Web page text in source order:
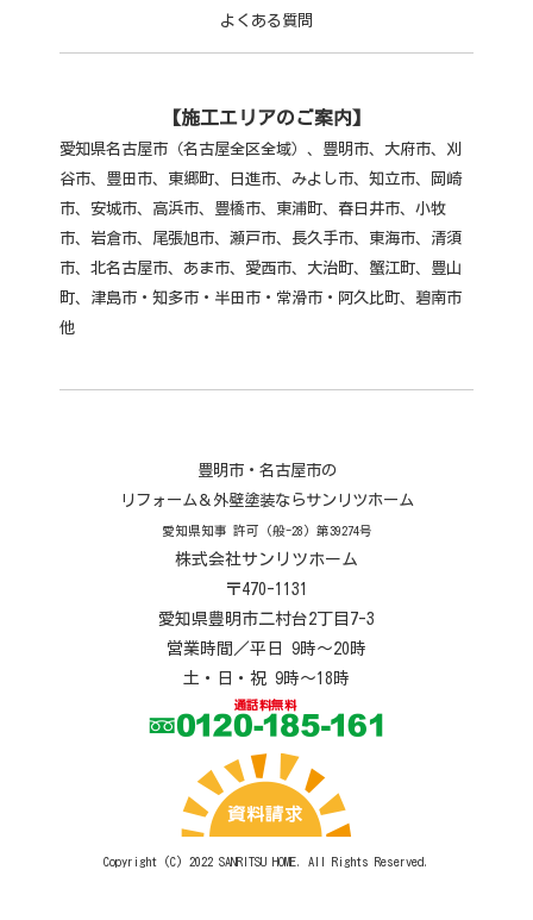
よくある質問
【施工エリアのご案内】
愛知県名古屋市（名古屋全区全域）、豊明市、大府市、刈
谷市、豊田市、東郷町、日進市、みよし市、知立市、岡崎
市、安城市、高浜市、豊橋市、東浦町、春日井市、小牧
市、 岩倉市、尾張旭市、瀬戸市、長久手市、東海市、清須
市、北名古屋市、あま市、愛西市、大治町、蟹江町、豊山
町、津島市・知多市・半田市・常滑市・阿久比町、碧南市
他
豊明市・名古屋市の
リフォーム＆外壁塗装ならサンリツホーム
愛知県知事 許可 (般-28) 第39274号
株式会社サンリツホーム
〒470-1131
愛知県豊明市二村台2丁目7-3
営業時間／平日 9時～20時
土・日・祝 9時～18時
Copyright (C) 2022 SANRITSU HOME . All Rights Reserved.